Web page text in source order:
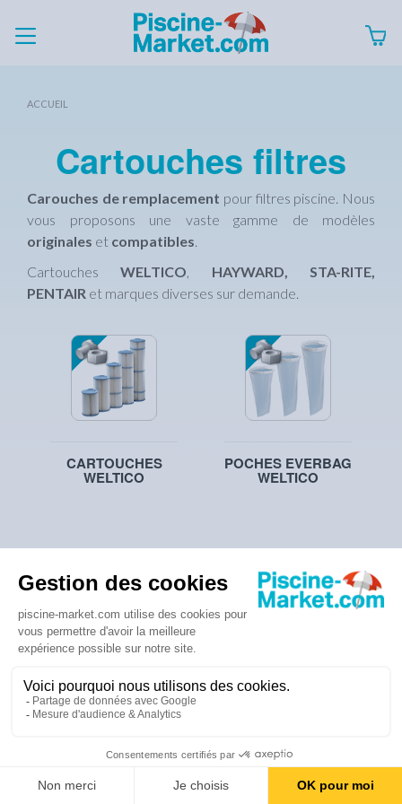
ACCUEIL
Cartouches filtres
Carouches de remplacement pour filtres piscine. Nous
vous proposons une vaste gamme de modèles
originales et compatibles
Cartouches WELTICO
HAYWARD, STA-RITE,
PENTAIR et marques diverses sur demande.
CARTOUCHES
WELTICO
POCHES EVERBAG
WELTICO
CARTOUCHES
HAYWARD